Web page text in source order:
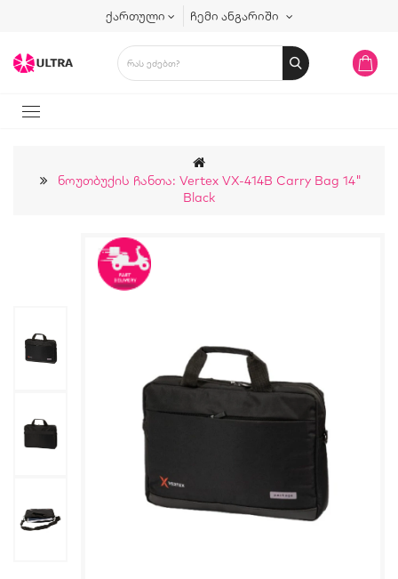
ქართული ჩემი ანგარიში
Ნოუთბუქის Ჩანთა: Vertex VX-414B Carry Bag 14"
Black